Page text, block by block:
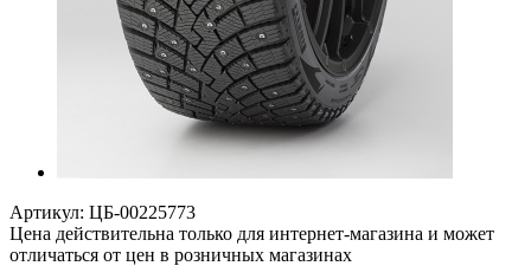
Артикул: ЦБ-00225773
Цена действительна только для интернет-магазина и может
отличаться от цен в розничных магазинах